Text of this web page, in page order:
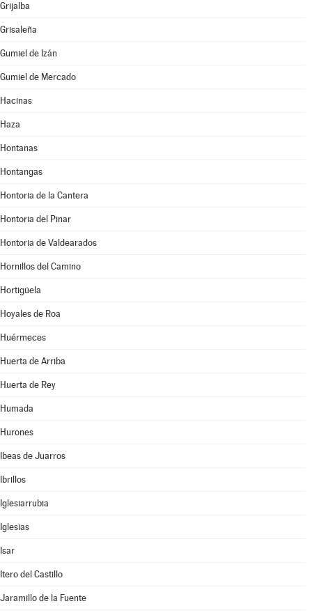
Grijalba
Grisaleña
Gumiel de Izán
Gumiel de Mercado
Hacinas
Haza
Hontanas
Hontangas
Hontoria de la Cantera
Hontoria del Pinar
Hontoria de Valdearados
Hornillos del Camino
Hortigüela
Hoyales de Roa
Huérmeces
Huerta de Arriba
Huerta de Rey
Humada
Hurones
Ibeas de Juarros
Ibrillos
Iglesiarrubia
Iglesias
Isar
Itero del Castillo
Jaramillo de la Fuente